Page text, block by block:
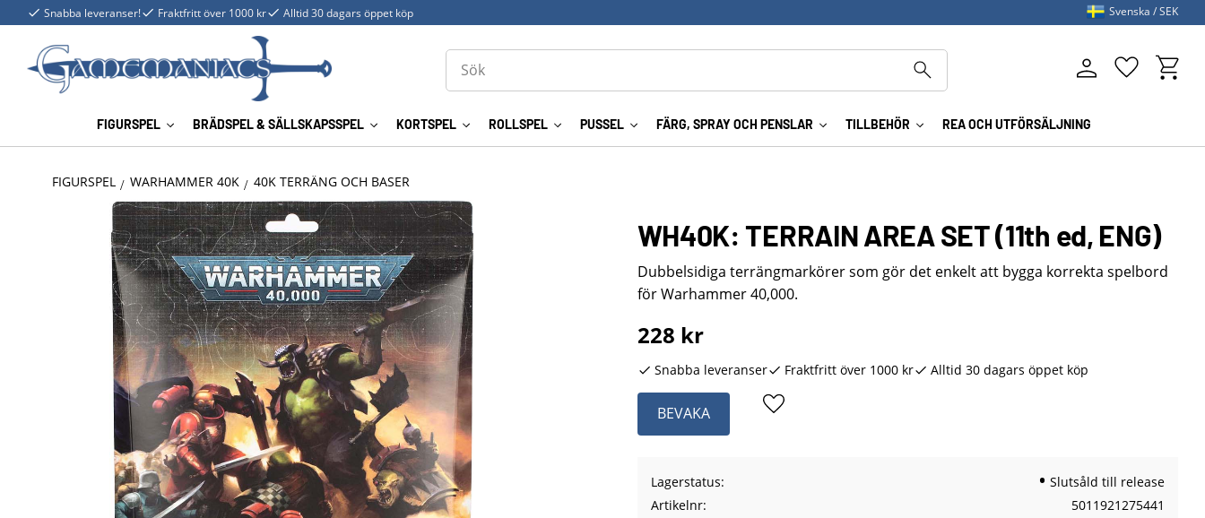
Snabba leveranser! Fraktfritt över 1000 kr Alltid 30 dagars öppet köp
FIGURSPEL BRÄDSPEL & SÄLLSKAPSSPEL KORTSPEL ROLLSPEL PUSSEL FÄRG, SPRAY OCH PENSLAR TILLBEHÖR REA OCH UTFÖRSÄLJNING
Favoriter
Svenska SEK
FIGURSPEL WARHAMMER 40K 40K TERRÄNG OCH BASER
WH40K: TERRAIN AREA SET (11th ed, ENG)
Dubbelsidiga terrängmarkörer som gör det enkelt att bygga korrekta spelbord
för Warhammer 40,000.
228 kr
Lägg till i favoriter
Snabba leveranser Fraktfritt över 1000 kr Alltid 30 dagars öppet köp
BEVAKA
Lagerstatus
Slutsåld till release
Artikelnr
5011921275441